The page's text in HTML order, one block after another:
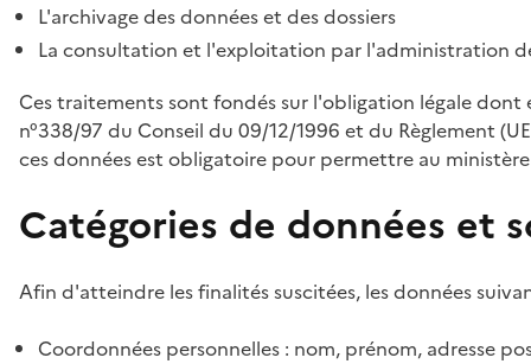
L'archivage des données et des dossiers
La consultation et l'exploitation par l'administration
Ces traitements sont fondés sur l'obligation légale
n°338/97 du Conseil du 09/12/1996 et du Règlement
ces données est obligatoire pour permettre au
Catégories de données et
Afin d'atteindre les finalités suscitées, les données
Coordonnées personnelles : nom, prénom, adresse